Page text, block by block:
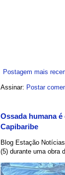
Postagem mais
Assinar: Postar
Ossada humana
Capibaribe
Blog Estação
(5) durante uma obra